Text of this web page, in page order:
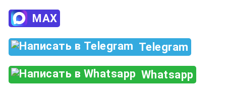
MAX
Telegram
Whatsapp